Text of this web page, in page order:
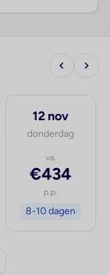
12 nov
donderdag
va.
€434
p.p.
8-10 dagen